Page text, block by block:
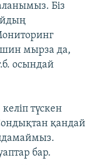
Біз
мырза да,
осындай
түскен
қандай
бар.